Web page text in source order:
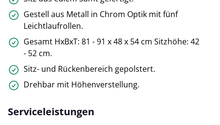
Gestell aus Metall in Chrom Optik mit fünf
Leichtlaufrollen.
Gesamt HxBxT: 81 - 91 x 48 x 54 cm Sitzhöhe: 42
- 52 cm.
Sitz- und Rückenbereich gepolstert.
Drehbar mit Höhenverstellung.
Serviceleistungen